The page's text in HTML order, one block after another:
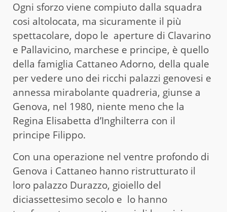
Ogni sforzo viene compiuto dalla squadra
cosi altolocata, ma sicuramente il più
spettacolare, dopo le aperture di Clavarino
e Pallavicino, marchese e principe, è quello
della famiglia Cattaneo Adorno, della quale
per vedere uno dei ricchi palazzi genovesi e
annessa mirabolante quadreria, giunse a
Genova, nel 1980, niente meno che la
Regina Elisabetta d’Inghilterra con il
principe Filippo.
Con una operazione nel ventre profondo di
Genova i Cattaneo hanno ristrutturato il
loro palazzo Durazzo, gioiello del
diciassettesimo secolo e lo hanno